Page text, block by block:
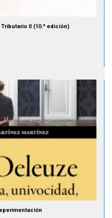
II (10.ª edición)